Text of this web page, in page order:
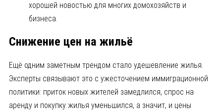
хорошей новостью для многих домохозяйств и
бизнеса.
Снижение цен на жильё
Ещё одним заметным трендом стало удешевление жилья.
Эксперты связывают это с ужесточением иммиграционной
политики: приток новых жителей замедлился, спрос на
аренду и покупку жилья уменьшился, а значит, и цены